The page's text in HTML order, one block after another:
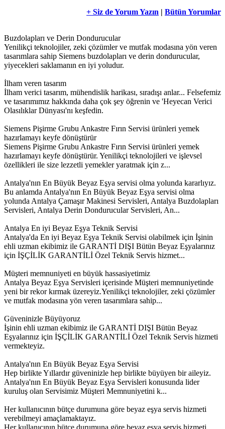
+ Siz de Yorum Yazın | Bütün Yorumlar
Buzdolapları ve Derin Dondurucular
Yenilikçi teknolojiler, zeki çözümler ve mutfak modasına yön veren
tasarımlara sahip Siemens buzdolapları ve derin dondurucular,
yiyecekleri saklamanın en iyi yoludur.
İlham veren tasarım
İlham verici tasarım, mühendislik harikası, sıradışı anlar... Felsefemiz
ve tasarımımız hakkında daha çok şey öğrenin ve 'Heyecan Verici
Olasılıklar Dünyası'nı keşfedin.
Siemens Pişirme Grubu Ankastre Fırın Servisi ürünleri yemek
hazırlamayı keyfe dönüştürür
Siemens Pişirme Grubu Ankastre Fırın Servisi ürünleri yemek
hazırlamayı keyfe dönüştürür. Yenilikçi teknolojileri ve işlevsel
özellikleri ile size lezzetli yemekler yaratmak için z...
Antalya'nın En Büyük Beyaz Eşya servisi olma yolunda kararlıyız.
Bu anlamda Antalya'nın En Büyük Beyaz Eşya servisi olma
yolunda Antalya Çamaşır Makinesi Servisleri, Antalya Buzdolapları
Servisleri, Antalya Derin Dondurucular Servisleri, An...
Antalya En iyi Beyaz Eşya Teknik Servisi
Antalya'da En iyi Beyaz Eşya Teknik Servisi olabilmek için İşinin
ehli uzman ekibimiz ile GARANTİ DIŞI Bütün Beyaz Eşyalarınız
için İŞÇİLİK GARANTİLİ Özel Teknik Servis hizmet...
Müşteri memnuniyeti en büyük hassasiyetimiz
Antalya Beyaz Eşya Servisleri içerisinde Müşteri memnuniyetinde
yeni bir rekor kırmak üzereyiz.Yenilikçi teknolojiler, zeki çözümler
ve mutfak modasına yön veren tasarımlara sahip...
Güveninizle Büyüyoruz
İşinin ehli uzman ekibimiz ile GARANTİ DIŞI Bütün Beyaz
Eşyalarınız için İŞÇİLİK GARANTİLİ Özel Teknik Servis hizmeti
vermekteyiz.
Antalya'nın En Büyük Beyaz Eşya Servisi
Hep birlikte Yıllardır güveninizle hep birlikte büyüyen bir aileyiz.
Antalya'nın En Büyük Beyaz Eşya Servisleri konusunda lider
kuruluş olan Servisimiz Müşteri Memnuniyetini k...
Her kullanıcının bütçe durumuna göre beyaz eşya servis hizmeti
verebilmeyi amaçlamaktayız.